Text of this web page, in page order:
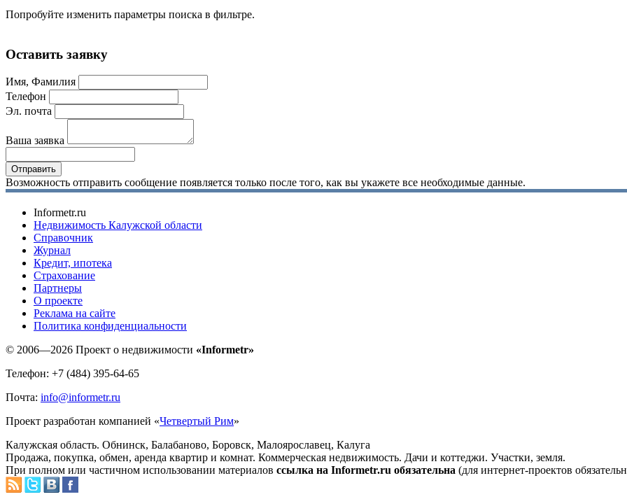
Попробуйте изменить параметры поиска в фильтре.
Оставить заявку
Имя, Фамилия
Телефон
Эл. почта
Ваша заявка
Возможность отправить сообщение появляется только после того, как вы укажете все необходимые данные.
Informetr.ru
Недвижимость Калужской области
Справочник
Журнал
Кредит, ипотека
Страхование
Партнеры
O проекте
Реклама на сайте
Политика конфиденциальности
© 2006—2026 Проект о недвижимости «Informetr»
Телефон: +7 (484) 395-64-65
Почта: info@informetr.ru
Проект разработан компанией «Четвертый Рим»
Калужская область. Обнинск, Балабаново, Боровск, Малоярославец, Калуга
Продажа, покупка, обмен, аренда квартир и комнат. Коммерческая недвижимость. Дачи и коттеджи. Участки, земля.
При полном или частичном использовании материалов ссылка на Informetr.ru обязательна (для интернет-проектов